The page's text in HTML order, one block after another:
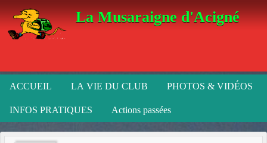
La Musaraigne d'Acigné
ACCUEIL LA VIE DU CLUB PHOTOS & VIDÉOS
INFOS PRATIQUES Actions passées
Panneau de gestion des cookies